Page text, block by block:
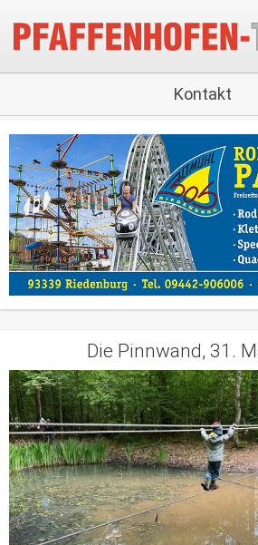
Kontakt
Die Pinnwand, 31.